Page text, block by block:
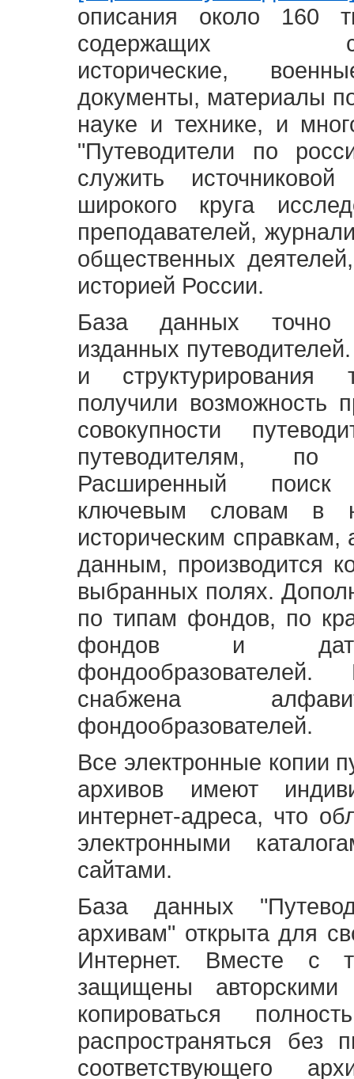
описания около 160
содержащих
исторические,
документы, материалы
науке и технике, и
"Путеводители по
служить
широкого круга
преподавателей,
общественных
историей России.
База данных точно
изданных
и структурирования
получили возможность
совокупности
путеводителям,
Расширенный
ключевым словам в
историческим
данным, производится
выбранных полях.
по типам фондов, по
фондов и
снабжена
фондообразователей.
Все электронные копии
архивов имеют
интернет-адреса, что
электронными
сайтами.
База данных
архивам" открыта для
Интернет. Вместе с
защищены
копироваться
распространяться без
соответствующего